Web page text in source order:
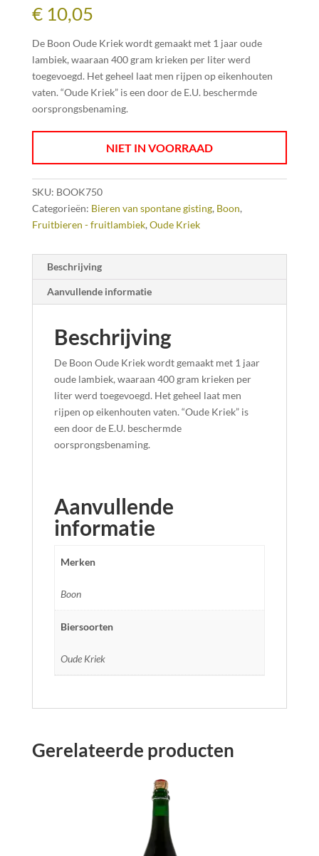
€10,05
De Boon Oude Kriek wordt gemaakt met 1 jaar oude
lambiek, waaraan 400 gram krieken per liter werd
toegevoegd. Het geheel laat men rijpen op eikenhouten
vaten. “Oude Kriek” is een door de E.U. beschermde
oorsprongsbenaming.
NIET IN VOORRAAD
SKU: BOOK750
Categorieën: Bieren van spontane gisting, Boon,
Fruitbieren - fruitlambiek, Oude Kriek
Beschrijving
Aanvullende informatie
Beschrijving
De Boon Oude Kriek wordt gemaakt met 1 jaar
oude lambiek, waaraan 400 gram krieken per
liter werd toegevoegd. Het geheel laat men
rijpen op eikenhouten vaten. “Oude Kriek” is
een door de E.U. beschermde
oorsprongsbenaming.
Aanvullende
informatie
Merken
Boon
Biersoorten
Oude Kriek
Gerelateerde producten